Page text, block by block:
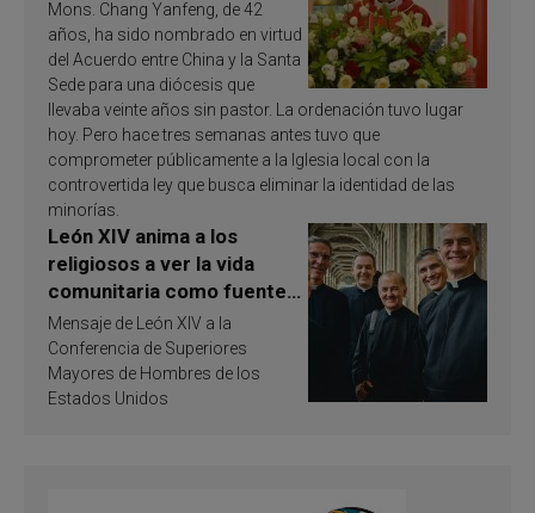
Mons. Chang Yanfeng, de 42
años, ha sido nombrado en virtud
del Acuerdo entre China y la Santa
Sede para una diócesis que
llevaba veinte años sin pastor. La ordenación tuvo lugar
hoy. Pero hace tres semanas antes tuvo que
comprometer públicamente a la Iglesia local con la
controvertida ley que busca eliminar la identidad de las
minorías.
León XIV anima a los
religiosos a ver la vida
comunitaria como fuente
de inspiración y
santificación
Mensaje de León XIV a la
Conferencia de Superiores
Mayores de Hombres de los
Estados Unidos